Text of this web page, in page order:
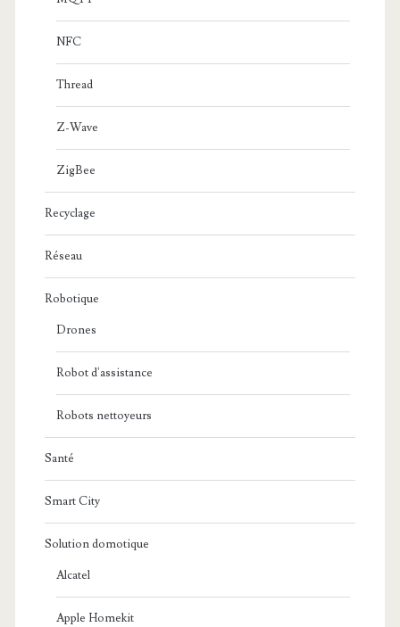
NFC
Thread
Z-Wave
ZigBee
Recyclage
Réseau
Robotique
Drones
Robot d'assistance
Robots nettoyeurs
Santé
Smart City
Solution domotique
Alcatel
Apple Homekit